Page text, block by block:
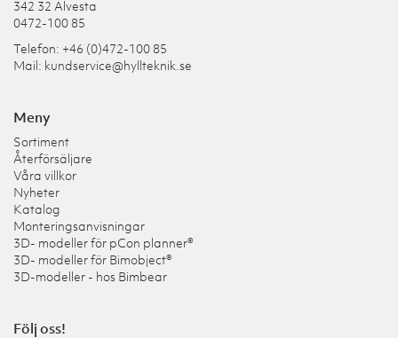
342 32 Alvesta
0472-100 85
Telefon: +46 (0)472-100 85
Mail: kundservice@hyllteknik.se
Meny
Sortiment
Återförsäljare
Våra villkor
Nyheter
Katalog
Monteringsanvisningar
3D- modeller för pCon planner®
3D- modeller för Bimobject®
3D-modeller - hos Bimbear
Följ oss!